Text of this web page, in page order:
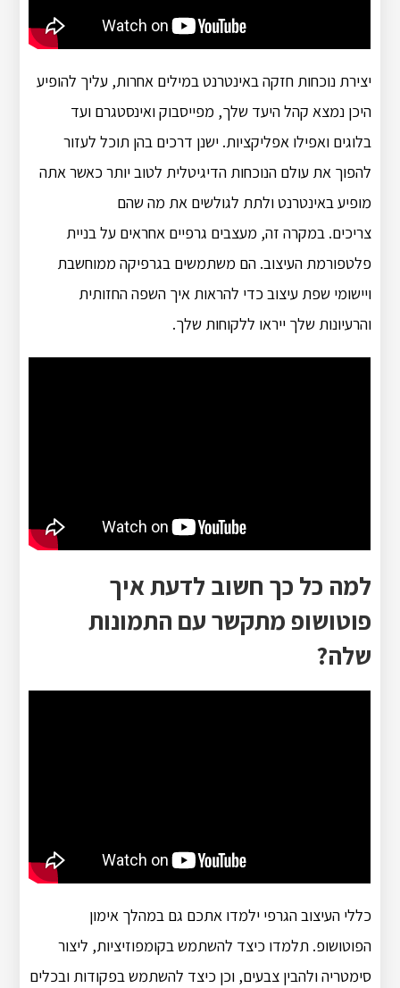
יצירת נוכחות חזקה באינטרנט במילים אחרות, עליך להופיע
היכן נמצא קהל היעד שלך, מפייסבוק ואינסטגרם ועד
בלוגים ואפילו אפליקציות. ישנן דרכים בהן תוכל לעזור
להפוך את עולם הנוכחות הדיגיטלית לטוב יותר כאשר אתה
מופיע באינטרנט ולתת לגולשים את מה שהם
צריכים. במקרה זה, מעצבים גרפיים אחראים על בניית
פלטפורמת העיצוב. הם משתמשים בגרפיקה ממוחשבת
ויישומי שפת עיצוב כדי להראות איך השפה החזותית
והרעיונות שלך ייראו ללקוחות שלך.
למה כל כך חשוב לדעת איך
פוטושופ מתקשר עם התמונות
שלה?
כללי העיצוב הגרפי ילמדו אתכם גם במהלך אימון
הפוטושופ. תלמדו כיצד להשתמש בקומפוזיציות, ליצור
סימטריה ולהבין צבעים, וכן כיצד להשתמש בפקודות ובכלים